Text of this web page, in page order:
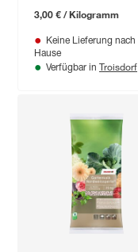
3,00 € / Kilogramm
Keine Lieferung nach
Hause
Verfügbar in Troisdorf